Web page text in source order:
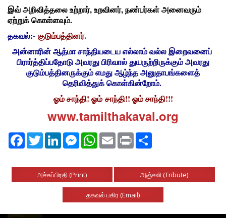
இவ் அறிவித்தலை உற்றார், உறவினர், நண்பர்கள் அனைவரும்
ஏற்றுக் கொள்ளவும்.
தகவல்:- குடும்பத்தினர்.
அன்னாரின் ஆத்மா சாந்தியடைய எல்லாம் வல்ல இறைவனைப்
பிரார்த்திப்பதோடு அவரது பிரிவால் துயருற்றிருக்கும் அவரது
குடும்பத்தினருக்கும் எமது ஆழ்ந்த அனுதாபங்களைத்
தெரிவித்துக் கொள்கின்றோம்.
ஓம் சாந்தி! ஓம் சாந்தி!! ஓம் சாந்தி!!!
www.tamilthakaval.org
FacebookTwitterLinkedInMessengerWhatsApp
Email Print
அச்சுப்பிரதி (Print) அஞ்சலி (Tribute)
தகவல் பகிர (Email)